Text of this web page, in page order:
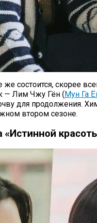
состоится, скорее
— Лим Чжу Гён (Мун Га
для продолжения.
втором сезоне.